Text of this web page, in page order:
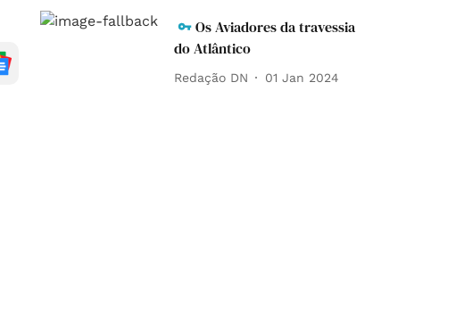
Os Aviadores da travessia
do Atlântico
Redação DN 01 Jan 2024